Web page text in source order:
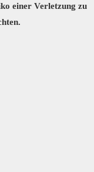
einer Verletzung zu